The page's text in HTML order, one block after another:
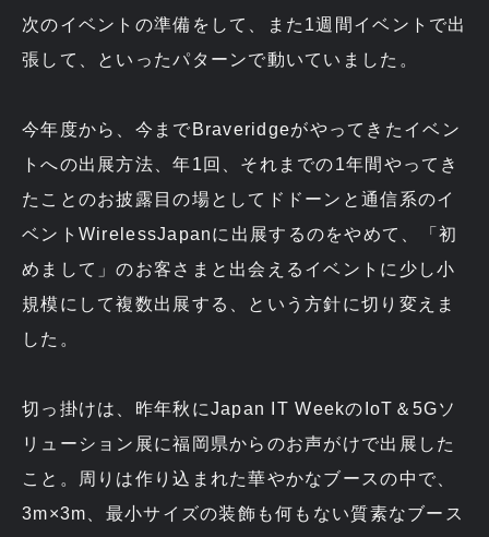
次のイベントの準備をして、また1週間イベントで出
張して、といったパターンで動いていました。
今年度から、今までBraveridgeがやってきたイベン
トへの出展方法、年1回、それまでの1年間やってき
たことのお披露目の場としてドドーンと通信系のイ
ベントWirelessJapanに出展するのをやめて、「初
めまして」のお客さまと出会えるイベントに少し小
規模にして複数出展する、という方針に切り変えま
した。
切っ掛けは、昨年秋にJapan IT WeekのIoT＆5Gソ
リューション展に福岡県からのお声がけで出展した
こと。周りは作り込まれた華やかなブースの中で、
3m×3m、最小サイズの装飾も何もない質素なブース